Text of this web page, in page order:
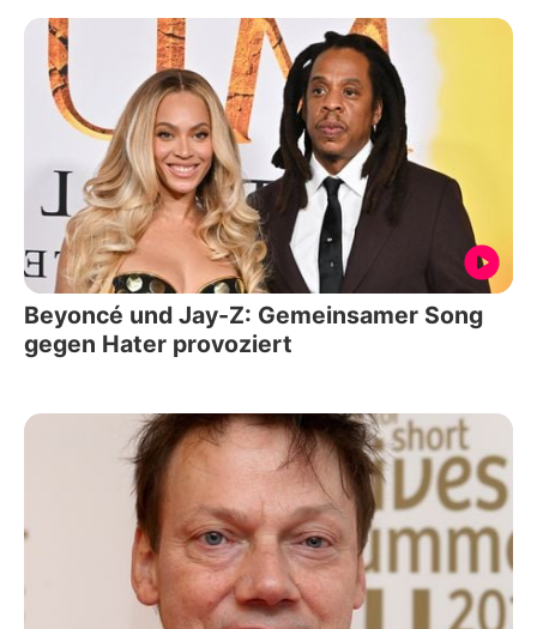
Beyoncé und Jay-Z: Gemeinsamer Song
gegen Hater provoziert